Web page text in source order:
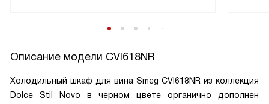
Описание модели CVI618NR
Холодильный шкаф для вина Smeg CVI618NR из коллекция
Dolce Stil Novo в черном цвете органично дополнен